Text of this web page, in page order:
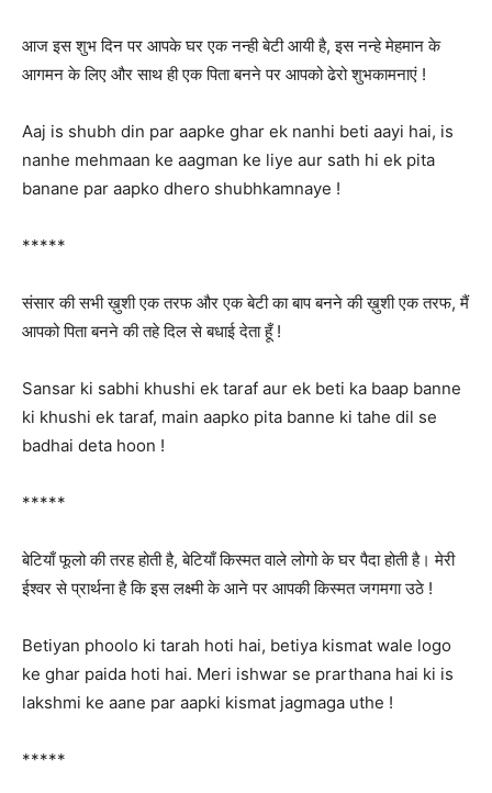
आज इस शुभ दिन पर आपके घर एक नन्ही बेटी आयी है, इस नन्हे मेहमान के
आगमन के लिए और साथ ही एक पिता बनने पर आपको ढेरो शुभकामनाएं !
Aaj is shubh din par aapke ghar ek nanhi beti aayi hai, is
nanhe mehmaan ke aagman ke liye aur sath hi ek pita
banane par aapko dhero shubhkamnaye !
*****
संसार की सभी ख़ुशी एक तरफ और एक बेटी का बाप बनने की ख़ुशी एक तरफ, मैं
आपको पिता बनने की तहे दिल से बधाई देता हूँ !
Sansar ki sabhi khushi ek taraf aur ek beti ka baap banne
ki khushi ek taraf, main aapko pita banne ki tahe dil se
badhai deta hoon !
*****
बेटियाँ फूलो की तरह होती है, बेटियाँ किस्मत वाले लोगो के घर पैदा होती है। मेरी
ईश्वर से प्रार्थना है कि इस लक्ष्मी के आने पर आपकी किस्मत जगमगा उठे !
Betiyan phoolo ki tarah hoti hai, betiya kismat wale logo
ke ghar paida hoti hai. Meri ishwar se prarthana hai ki is
lakshmi ke aane par aapki kismat jagmaga uthe !
*****